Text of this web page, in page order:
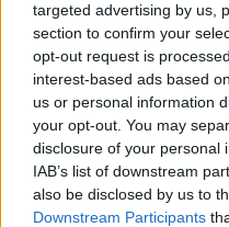
targeted advertising by us,
section to confirm your
opt-out request is
interest-based ads based
us or personal information
your opt-out. You may
disclosure of your personal
IAB’s list of downstream
also be disclosed by us to
Downstream Participants
Κουίζ: Πόσο καλά